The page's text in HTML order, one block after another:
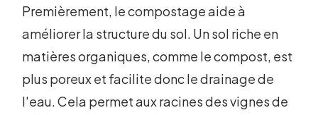
Premièrement, le compostage aide à
améliorer la structure du sol. Un sol riche en
matières organiques, comme le compost, est
plus poreux et facilite donc le drainage de
l'eau. Cela permet aux racines des vignes de